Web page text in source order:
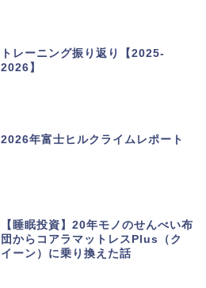
トレーニング振り返り【2025-
2026】
2026年富士ヒルクライムレポート
【睡眠投資】20年モノのせんべい布
団からコアラマットレスPlus（ク
イーン）に乗り換えた話